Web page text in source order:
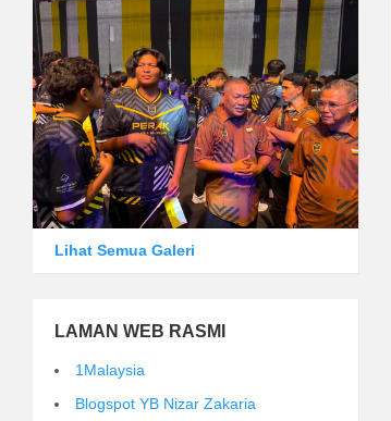
Lihat Semua Galeri
LAMAN WEB RASMI
1Malaysia
Blogspot YB Nizar Zakaria